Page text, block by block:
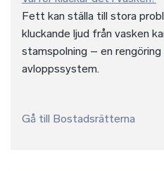
Fett kan ställa till stora
kluckande ljud från vasken
stamspolning – en rengöring
avloppssystem.
Gå till Bostadsrätterna